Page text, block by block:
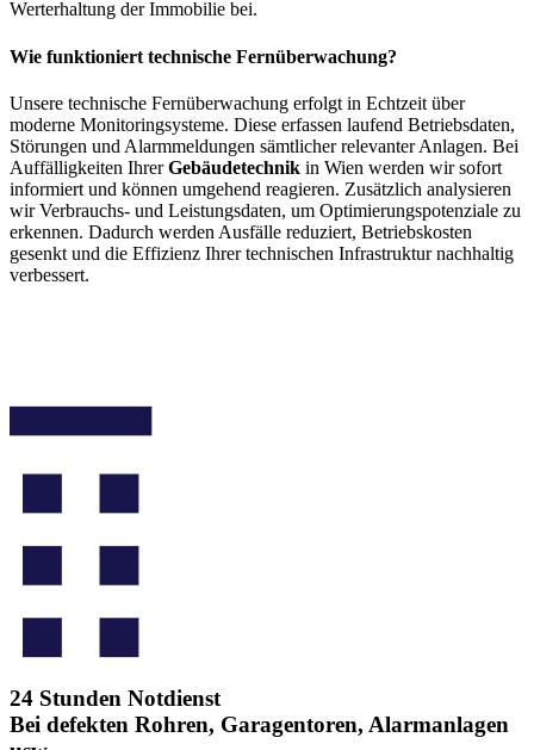
Werterhaltung der Immobilie bei.
Wie funktioniert technische Fernüberwachung?
Unsere technische Fernüberwachung erfolgt in Echtzeit über
moderne Monitoringsysteme. Diese erfassen laufend Betriebsdaten,
Störungen und Alarmmeldungen sämtlicher relevanter Anlagen. Bei
Auffälligkeiten IhrerGebäudetechnik in Wien werden wir sofort
informiert und können umgehend reagieren. Zusätzlich analysieren
wir Verbrauchs- und Leistungsdaten, um Optimierungspotenziale zu
erkennen. Dadurch werden Ausfälle reduziert, Betriebskosten
gesenkt und die Effizienz Ihrer technischen Infrastruktur nachhaltig
verbessert.
24 Stunden Notdienst
Bei defekten Rohren, Garagentoren, Alarmanlagen